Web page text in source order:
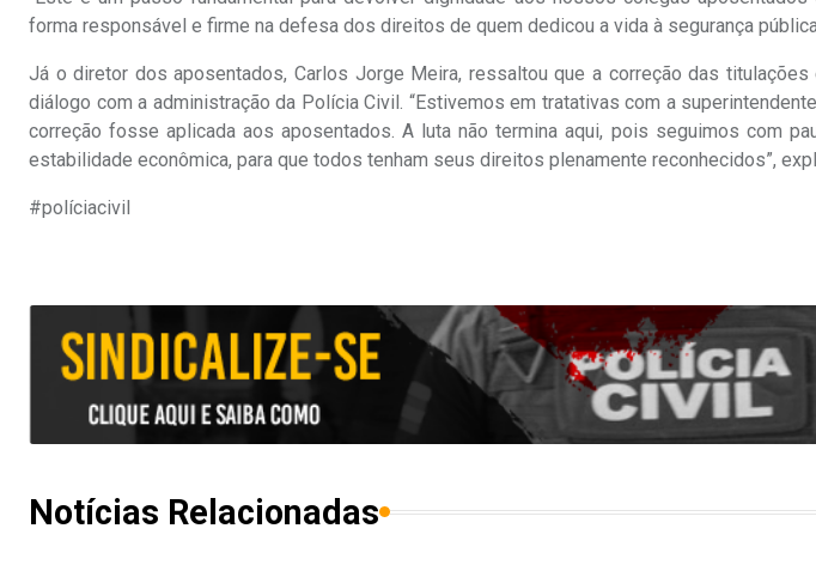
forma responsável e firme na defesa dos direitos de quem dedicou a vida à segurança
Já o diretor dos aposentados, Carlos Jorge Meira, ressaltou que a correção das
diálogo com a administração da Polícia Civil. “Estivemos em tratativas com a
correção fosse aplicada aos aposentados. A luta não termina aqui, pois seguimos com
estabilidade econômica, para que todos tenham seus direitos plenamente reconhecidos”,
#políciacivil
Notícias Relacionadas